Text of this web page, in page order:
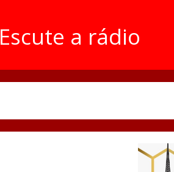
Escute a rádio